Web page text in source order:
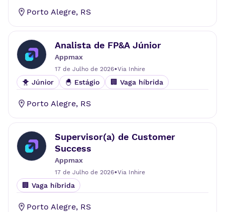
Porto Alegre, RS
Analista de FP&A Júnior
Appmax
17 de Julho de 2026•Via Inhire
🐥 Júnior 🐣 Estágio 🏢 Vaga híbrida
Porto Alegre, RS
Supervisor(a) de Customer
Success
Appmax
17 de Julho de 2026•Via Inhire
🏢 Vaga híbrida
Porto Alegre, RS